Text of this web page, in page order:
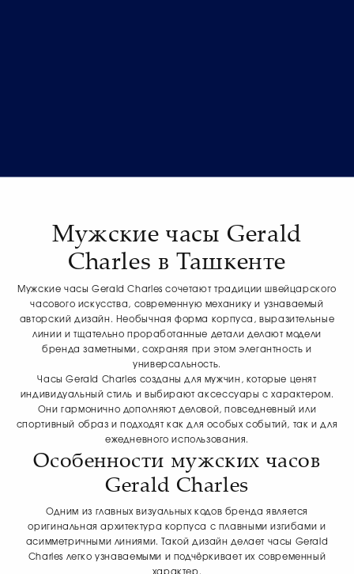
Мужские часы Gerald
Charles в Ташкенте
Мужские часы Gerald Charles сочетают традиции швейцарского
часового искусства, современную механику и узнаваемый
авторский дизайн. Необычная форма корпуса, выразительные
линии и тщательно проработанные детали делают модели
бренда заметными, сохраняя при этом элегантность и
универсальность.
Часы Gerald Charles созданы для мужчин, которые ценят
индивидуальный стиль и выбирают аксессуары с характером.
Они гармонично дополняют деловой, повседневный или
спортивный образ и подходят как для особых событий, так и для
ежедневного использования.
Особенности мужских часов
Gerald Charles
Одним из главных визуальных кодов бренда является
оригинальная архитектура корпуса с плавными изгибами и
асимметричными линиями. Такой дизайн делает часы Gerald
Charles легко узнаваемыми и подчёркивает их современный